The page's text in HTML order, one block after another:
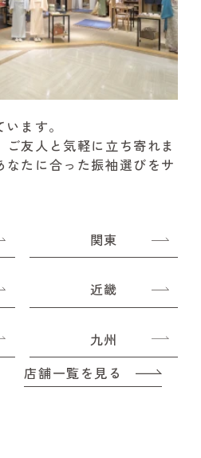
ます。
友人と気軽に立ち寄れま
なたに合った振袖選びをサ
関東
近畿
九州
店舗一覧を見る